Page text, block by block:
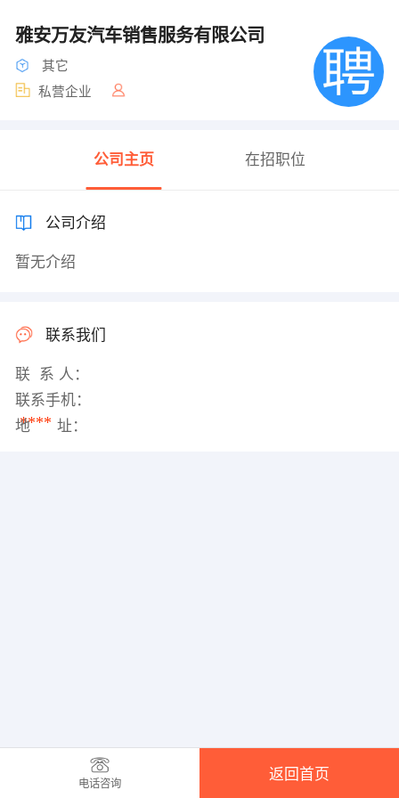
雅安万友汽车销售服务有限公司
其它
私营企业
公司主页 在招职位
公司介绍
暂无介绍
联系我们
联 系 人：
联系手机：
****
地 址：
电话咨询
返回首页